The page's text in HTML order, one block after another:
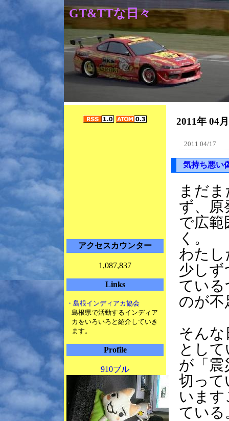
GT&TTな日々
アクセスカウンター
1,087,837
Links
・島根インディアカ協会
島根県で活動するインディア
カをいろいろと紹介していき
ます。
Profile
910ブル
2011年 04
2011 04/17
気持ち悪い
まだ
ず、原
で広範
く。
わた
少しず
てい
のが不
そん
とし
が「震
切って
いま
ている